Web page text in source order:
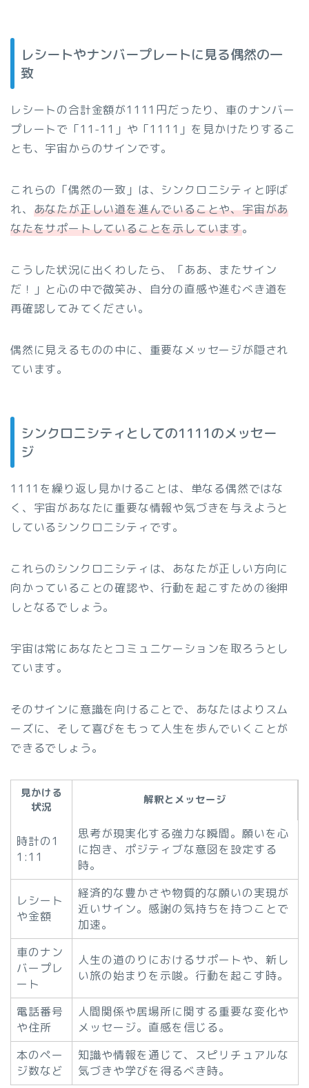
レシートやナンバープレートに見る偶然の一
致
レシートの合計金額が1111円だったり、車のナンバー
プレートで「11-11」や「1111」を見かけたりするこ
とも、宇宙からのサインです。
これらの「偶然の一致」は、シンクロニシティと呼ば
れ、 あなたが正しい道を進んでいることや、宇宙があ
なたをサポートしていることを示しています。
こうした状況に出くわしたら、「ああ、またサイン
だ！」と心の中で微笑み、自分の直感や進むべき道を
再確認してみてください。
偶然に見えるものの中に、重要なメッセージが隠され
ています。
シンクロニシティとしての1111のメッセー
ジ
1111を繰り返し見かけることは、単なる偶然ではな
く、宇宙があなたに重要な情報や気づきを与えようと
しているシンクロニシティです。
これらのシンクロニシティは、あなたが正しい方向に
向かっていることの確認や、行動を起こすための後押
しとなるでしょう。
宇宙は常にあなたとコミュニケーションを取ろうとし
ています。
そのサインに意識を向けることで、あなたはよりスム
ーズに、そして喜びをもって人生を歩んでいくことが
できるでしょう。
見かける
状況
解釈とメッセージ
時計の1
1:11
思考が現実化する強力な瞬間。願いを心
に抱き、ポジティブな意図を設定する
時。
レシート
や金額
経済的な豊かさや物質的な願いの実現が
近いサイン。感謝の気持ちを持つことで
加速。
車のナン
バープレ
ート
人生の道のりにおけるサポートや、新し
い旅の始まりを示唆。行動を起こす時。
電話番号
や住所
人間関係や居場所に関する重要な変化や
メッセージ。直感を信じる。
本のペー
ジ数など
知識や情報を通じて、スピリチュアルな
気づきや学びを得るべき時。